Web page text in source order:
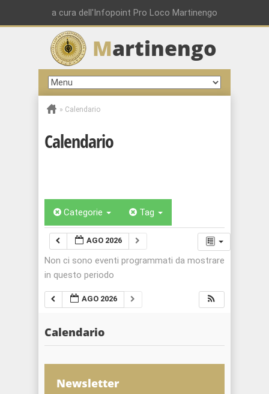
a cura dell'Infopoint Pro Loco Martinengo
Martinengo
» Calendario
Calendario
Categorie Tag
AGO 2026
Non ci sono eventi programmati da mostrare
in questo periodo
AGO 2026
Calendario
Newsletter